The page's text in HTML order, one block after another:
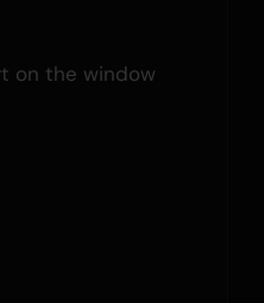
on the window